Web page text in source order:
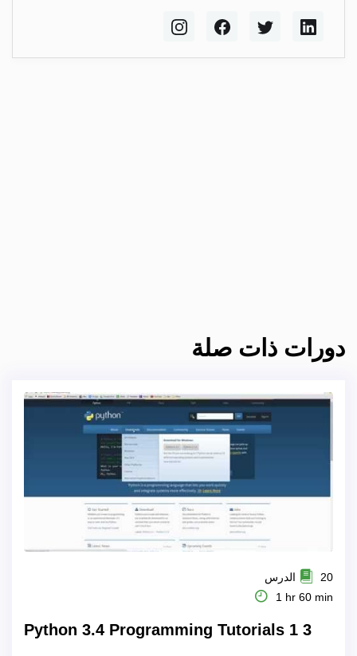
دورات ذات صلة
20 الدرس
1 hr 60 min
Python 3.4 Programming Tutorials 1 3